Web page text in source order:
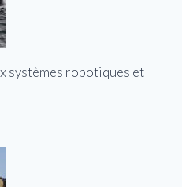
systèmes robotiques et